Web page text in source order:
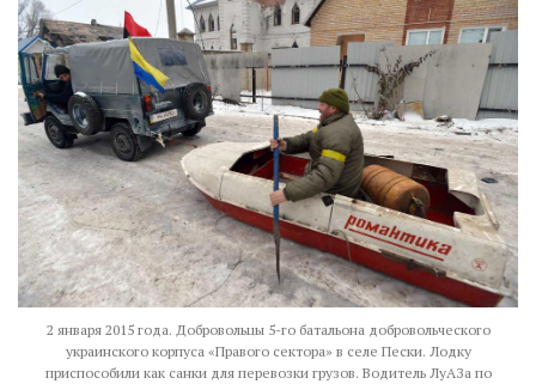
2 января 2015 года. Добровольцы 5-го батальона добровольческого
украинского корпуса «Правого сектора» в селе Пески. Лодку
приспособили как санки для перевозки грузов. Водитель ЛуАЗа по